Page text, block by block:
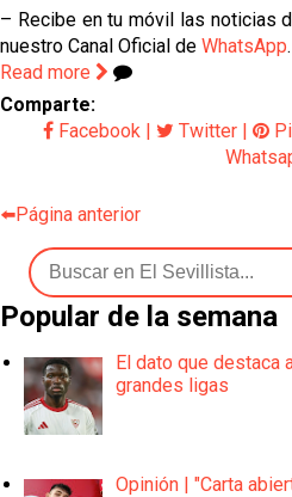
– Recibe en tu móvil las noticias
nuestro Canal Oficial de WhatsApp.
Read more
Comparte:
Facebook
Twitter
⬅️Página anterior
Popular de la semana
El dato que destaca
grandes ligas
Opinión | "Carta